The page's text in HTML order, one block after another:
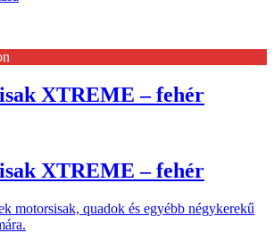
XTREME – fehér
XTREME – fehér
motorsisak, quadok és egyébb négykerekű